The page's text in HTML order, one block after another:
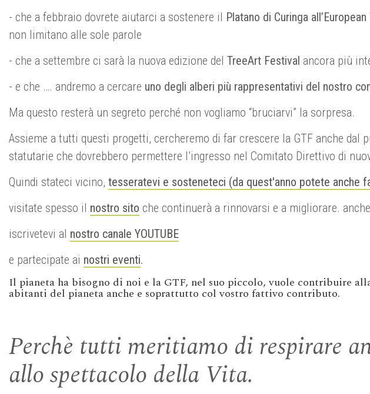
- che a febbraio dovrete aiutarci a sostenere il Platano di Curinga
non limitano alle sole parole
- che a settembre ci sarà la nuova edizione del TreeArt Festival ancora più
- e che …. andremo a cercare uno degli alberi più rappresentativi del nostro
Ma questo resterà un segreto perché non vogliamo “bruciarvi” la sorpresa.
Assieme a tutti questi progetti, cercheremo di far crescere la GTF anche
statutarie che dovrebbero permettere l’ingresso nel Comitato Direttivo di
Quindi stateci vicino, tesseratevi e sosteneteci (da quest'anno potete anche
visitate spesso il nostro sito che continuerà a rinnovarsi e a migliorare.
iscrivetevi al nostro canale YOUTUBE
e partecipate ai nostri eventi.
Il pianeta ha bisogno di noi e la GTF, nel suo piccolo, vuole contribuire
abitanti del pianeta anche e soprattutto col vostro fattivo contributo.
Perchè tutti meritiamo di respirare
allo spettacolo della Vita.